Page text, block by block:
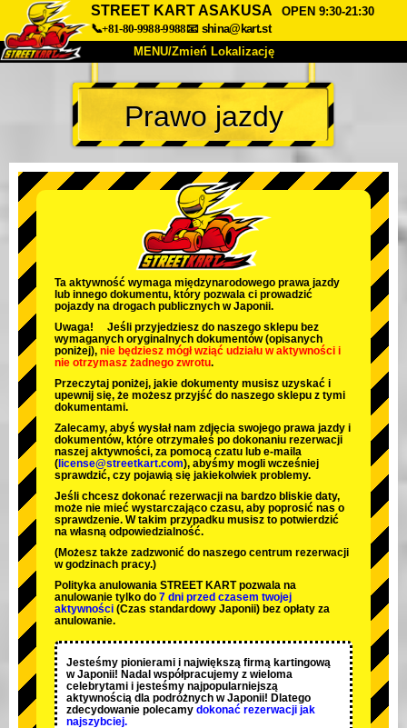
STREET KART ASAKUSA
OPEN 9:30-21:30
📞+81-80-9988-9988📧 shina@kart.st
MENU/Zmień Lokalizację
TOP
O nas Specyfikacja Cena
Firma Rezerwacja
Zmień Lokalizację
Tokyo Shinagawa
Tokyo Akihabara#2
Tokyo Shibuya Annex
Tokyo Asakusa Osaka
Okinawa
Prawo jazdy
Ta aktywność wymaga międzynarodowego prawa jazdy
lub innego dokumentu, który pozwala ci prowadzić
pojazdy na drogach publicznych w Japonii.
Uwaga! Jeśli przyjedziesz do naszego sklepu bez
wymaganych oryginalnych dokumentów (opisanych
poniżej), nie będziesz mógł wziąć udziału w aktywności i
nie otrzymasz żadnego zwrotu.
Przeczytaj poniżej, jakie dokumenty musisz uzyskać i
upewnij się, że możesz przyjść do naszego sklepu z tymi
dokumentami.
Zalecamy, abyś wysłał nam zdjęcia swojego prawa jazdy i
dokumentów, które otrzymałeś po dokonaniu rezerwacji
naszej aktywności, za pomocą czatu lub e-maila
( license@streetkart.com), abyśmy mogli wcześniej
sprawdzić, czy pojawią się jakiekolwiek problemy.
Jeśli chcesz dokonać rezerwacji na bardzo bliskie daty,
może nie mieć wystarczająco czasu, aby poprosić nas o
sprawdzenie. W takim przypadku musisz to potwierdzić
na własną odpowiedzialność.
(Możesz także zadzwonić do naszego centrum rezerwacji
w godzinach pracy.)
Polityka anulowania STREET KART pozwala na
anulowanie tylko do 7 dni przed czasem twojej
aktywności (Czas standardowy Japonii) bez opłaty za
anulowanie.
Jesteśmy pionierami i największą firmą kartingową
w Japonii! Nadal współpracujemy z wieloma
celebrytami i jesteśmy najpopularniejszą
aktywnością dla podróżnych w Japonii! Dlatego
zdecydowanie polecamy dokonać rezerwacji jak
najszybciej.